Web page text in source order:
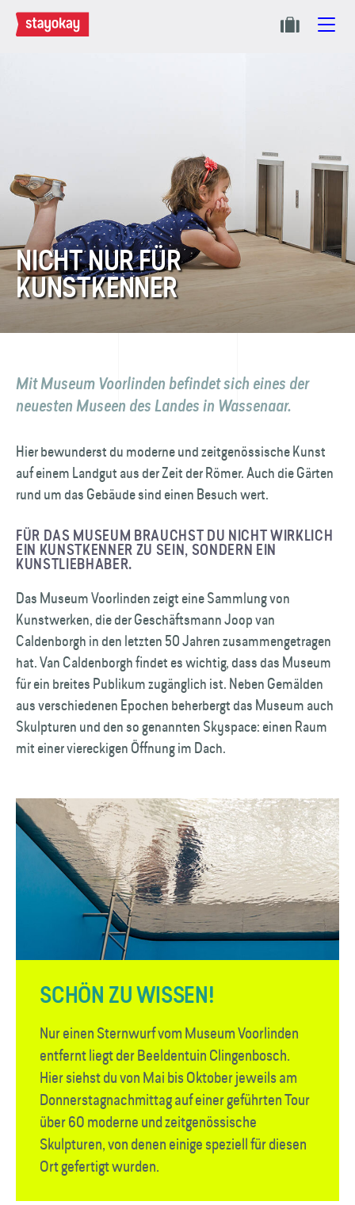
NICHT NUR FÜR
KUNSTKENNER
Mit Museum Voorlinden befindet sich eines der
neuesten Museen des Landes in Wassenaar.
Hier bewunderst du moderne und zeit­genössische Kunst
auf einem Landgut aus der Zeit der Römer. Auch die Gärten
rund um das Gebäude sind einen Besuch wert.
FÜR DAS MUSEUM BRAUCHST DU NICHT WIRKLICH
EIN KUNSTKENNER ZU SEIN, SONDERN EIN
KUNSTLIEBHABER.
Das Museum Voorlinden zeigt eine Sammlung von
Kunstwerken, die der Geschäfts­mann Joop van
Caldenborgh in den letzten 50 Jahren zusammengetragen
hat. Van Caldenborgh findet es wichtig, dass das Museum
für ein breites Publikum zugänglich ist. Neben Gemälden
aus verschiedenen Epochen beherbergt das Museum auch
Skulpturen und den so genannten Skyspace: einen Raum
mit einer viereckigen Öffnung im Dach.
SCHÖN ZU WISSEN!
Nur einen Sternwurf vom Museum Voorlinden
entfernt liegt der Beelden­tuin Clingenbosch.
Hier siehst du von Mai bis Oktober jeweils am
Donnerstag­nachmittag auf einer geführten Tour
über 60 moderne und zeitgenössische
Skulpturen, von denen einige speziell für diesen
Ort gefertigt wurden.